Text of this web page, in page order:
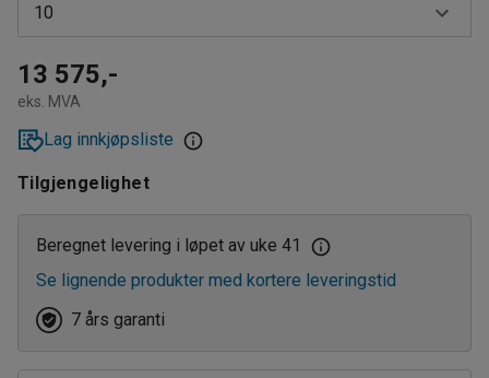
10
10
15
13 575,-
eks. MVA
Lag innkjøpsliste
Tilgjengelighet
Beregnet levering i løpet av uke 41
Se lignende produkter med kortere leveringstid
7 års garanti